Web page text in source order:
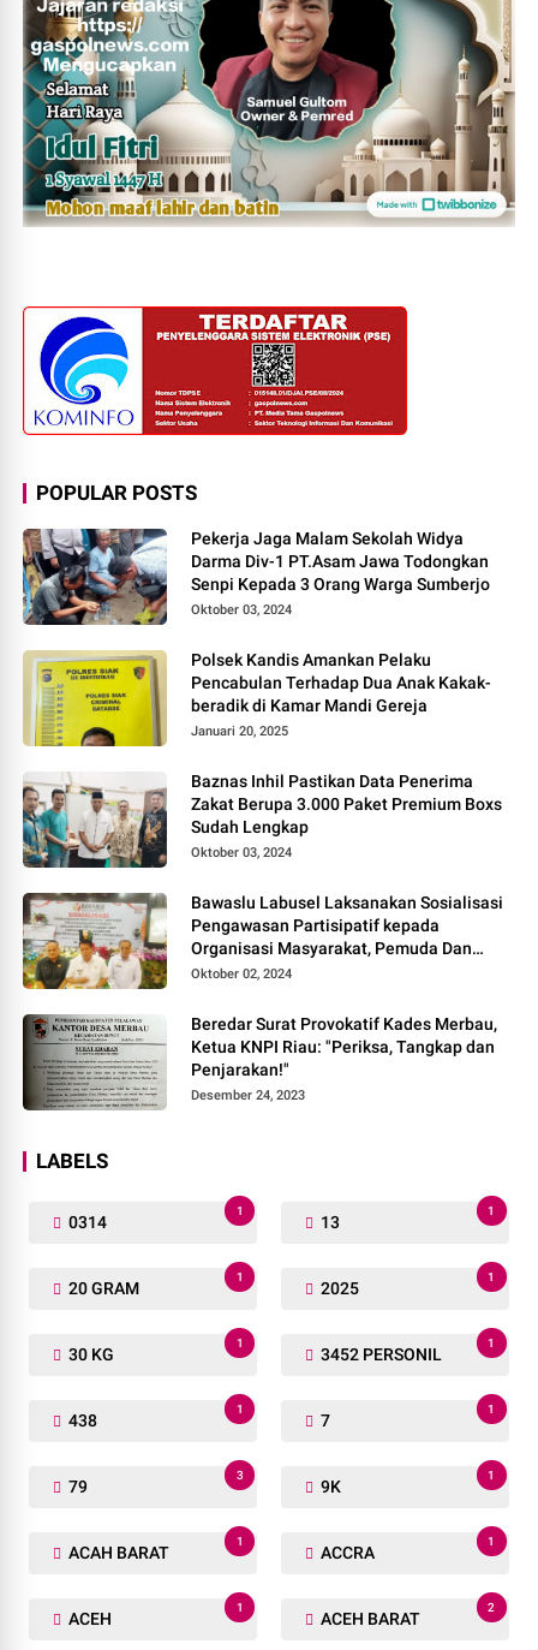
POPULAR POSTS
Pekerja Jaga Malam Sekolah Widya
Darma Div-1 PT.Asam Jawa Todongkan
Senpi Kepada 3 Orang Warga Sumberjo
Oktober 03, 2024
Polsek Kandis Amankan Pelaku
Pencabulan Terhadap Dua Anak Kakak-
beradik di Kamar Mandi Gereja
Januari 20, 2025
Baznas Inhil Pastikan Data Penerima
Zakat Berupa 3.000 Paket Premium Boxs
Sudah Lengkap
Oktober 03, 2024
Bawaslu Labusel Laksanakan Sosialisasi
Pengawasan Partisipatif kepada
Organisasi Masyarakat, Pemuda Dan
Agama Pada pilkada Serentak 2024
Oktober 02, 2024
Beredar Surat Provokatif Kades Merbau,
Ketua KNPI Riau: "Periksa, Tangkap dan
Penjarakan!"
Desember 24, 2023
LABELS
0314
1
13
1
20 GRAM
1
2025
1
30 KG
1
3452 PERSONIL
1
438
1
7
1
79
3
9K
1
ACAH BARAT
1
ACCRA
1
ACEH
1
ACEH BARAT
2